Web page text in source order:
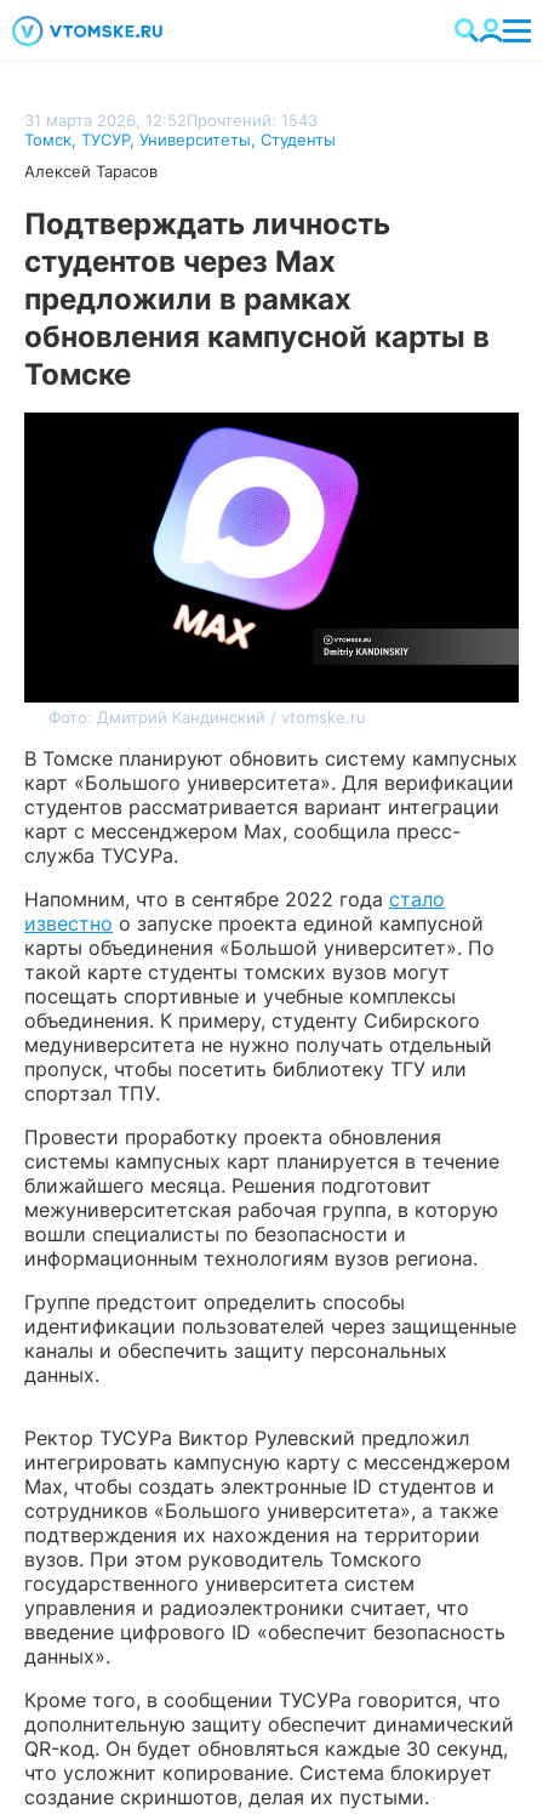
31 марта 2026, 12:52Прочтений: 1543
Томск, ТУСУР, Университеты, Студенты
Алексей Тарасов
Подтверждать личность
студентов через Max
предложили в рамках
обновления кампусной карты в
Томске
Фото: Дмитрий Кандинский / vtomske.ru
В Томске планируют обновить систему кампусных
карт «Большого университета». Для верификации
студентов рассматривается вариант интеграции
карт с мессенджером Max, сообщила пресс-
служба ТУСУРа.
Напомним, что в сентябре 2022 года стало
известно о запуске проекта единой кампусной
карты объединения «Большой университет». По
такой карте студенты томских вузов могут
посещать спортивные и учебные комплексы
объединения. К примеру, студенту Сибирского
медуниверситета не нужно получать отдельный
пропуск, чтобы посетить библиотеку ТГУ или
спортзал ТПУ.
Провести проработку проекта обновления
системы кампусных карт планируется в течение
ближайшего месяца. Решения подготовит
межуниверситетская рабочая группа, в которую
вошли специалисты по безопасности и
информационным технологиям вузов региона.
Группе предстоит определить способы
идентификации пользователей через защищенные
каналы и обеспечить защиту персональных
данных.
Ректор ТУСУРа Виктор Рулевский предложил
интегрировать кампусную карту с мессенджером
Max, чтобы создать электронные ID студентов и
сотрудников «Большого университета», а также
подтверждения их нахождения на территории
вузов. При этом руководитель Томского
государственного университета систем
управления и радиоэлектроники считает, что
введение цифрового ID «обеспечит безопасность
данных».
Кроме того, в сообщении ТУСУРа говорится, что
дополнительную защиту обеспечит динамический
QR-код. Он будет обновляться каждые 30 секунд,
что усложнит копирование. Система блокирует
создание скриншотов, делая их пустыми.